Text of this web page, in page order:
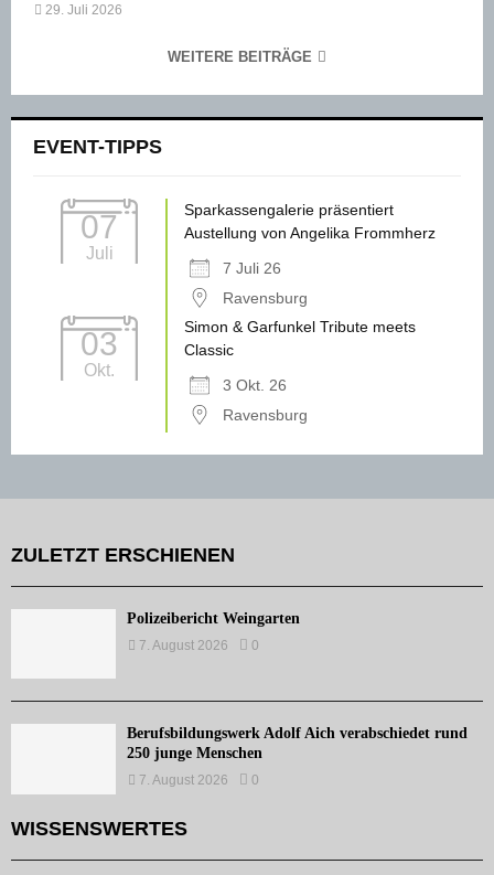
29. Juli 2026
WEITERE BEITRÄGE
EVENT-TIPPS
07
Juli
Sparkassengalerie präsentiert
Austellung von Angelika Frommherz
7 Juli 26
Ravensburg
03
Okt.
Simon & Garfunkel Tribute meets
Classic
3 Okt. 26
Ravensburg
ZULETZT ERSCHIENEN
Polizeibericht Weingarten
7. August 2026 0
Berufsbildungswerk Adolf Aich verabschiedet rund
250 junge Menschen
7. August 2026 0
WISSENSWERTES